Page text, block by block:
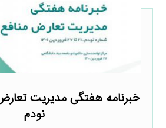
خبرنامه هفتگی مدیریت
نودم